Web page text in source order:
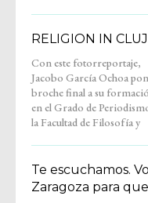
RELIGION IN
Con este fotorreportaje,
Jacobo García Ochoa
broche final a su
en el Grado de
la Facultad de Filosofía y
Letras y cierra también su
etapa como
Entremedios. Su trabajo
Te escuchamos.
Zaragoza para